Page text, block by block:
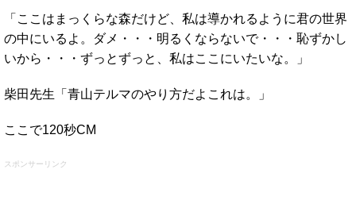
「ここはまっくらな森だけど、私は導かれるように君の世界
の中にいるよ。ダメ・・・明るくならないで・・・恥ずかし
いから・・・ずっとずっと、私はここにいたいな。」
柴田先生「青山テルマのやり方だよこれは。」
ここで120秒CM
スポンサーリンク